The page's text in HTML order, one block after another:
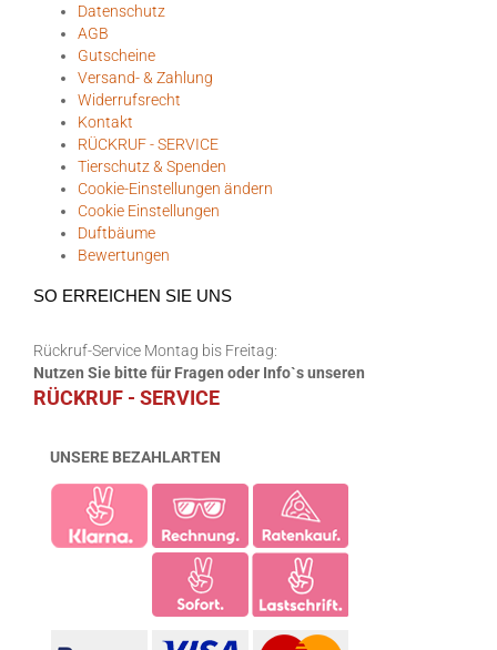
Datenschutz
AGB
Gutscheine
Versand- & Zahlung
Widerrufsrecht
Kontakt
RÜCKRUF - SERVICE
Tierschutz & Spenden
Cookie-Einstellungen ändern
Cookie Einstellungen
Duftbäume
Bewertungen
SO ERREICHEN SIE UNS
Rückruf-Service Montag bis Freitag:
Nutzen Sie bitte für Fragen oder Info`s unseren
RÜCKRUF - SERVICE
UNSERE BEZAHLARTEN